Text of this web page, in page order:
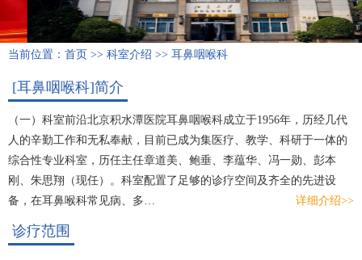
当前位置： 首页 >> 科室介绍 >> 耳鼻咽喉科
[耳鼻咽喉科]简介
（一）科室前沿北京积水潭医院耳鼻咽喉科成立于1956年，历经几代
人的辛勤工作和无私奉献，目前已成为集医疗、教学、科研于一体的
综合性专业科室，历任主任章道美、鲍垂、李蕴华、冯一勋、彭本
刚、朱思翔（现任）。科室配置了足够的诊疗空间及齐全的先进设
备，在耳鼻喉科常见病、多…
详细介绍>>
诊疗范围